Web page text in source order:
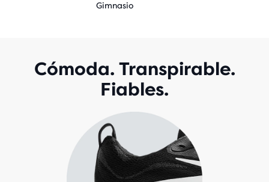
Gimnasio
Cómoda. Transpirable.
Fiables.